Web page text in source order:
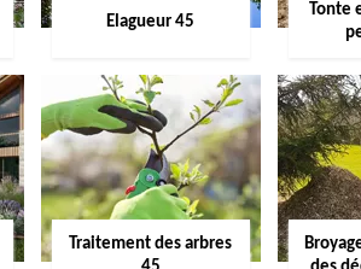
Elagueur 45
Tonte
Traitement des arbres